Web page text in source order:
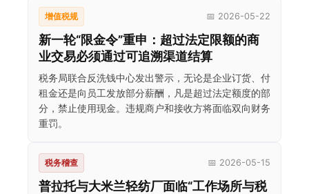
增值税规 📅 2026-05-22
新一轮“限金令”重申：超过法定限额的商
业交易必须通过可追溯渠道结算
税务局联合反洗钱中心发出警示，无论是企业订货、付
租金还是向员工发放部分薪酬，凡是超过法定额度的部
分，禁止使用现金。违规商户和接收方将面临双向财务
重罚。
税务稽查 📅 2026-05-15
普拉托与大米兰轻纺厂面临“工作场所与税